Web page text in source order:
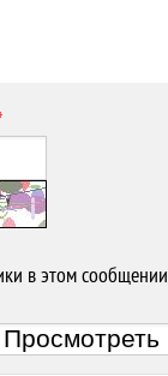
в этом сообщении